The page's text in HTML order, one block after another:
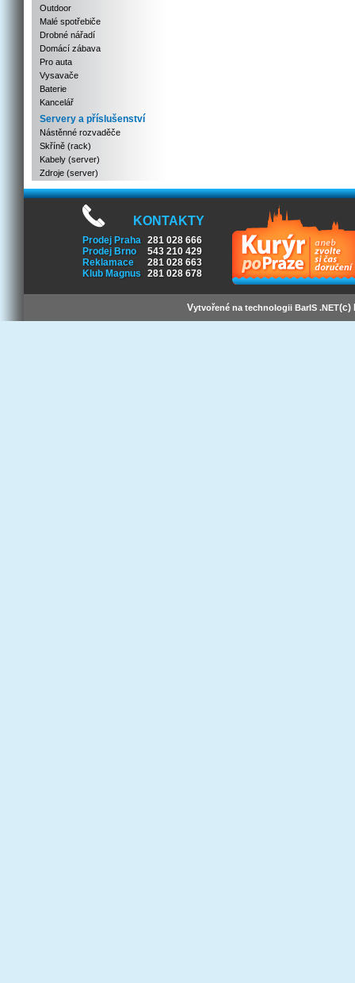
Outdoor
Malé spotřebiče
Drobné nářadí
Domácí zábava
Pro auta
Vysavače
Baterie
Kancelář
Servery a příslušenství
Nástěnné rozvaděče
Skříně (rack)
Kabely (server)
Zdroje (server)
KONTAKTY
Prodej Praha 281 028 666
Prodej Brno
543 210 429
Reklamace
281 028 663
Klub Magnus
281 028 678
Vytvořené na technologii BarIS .NET(c)